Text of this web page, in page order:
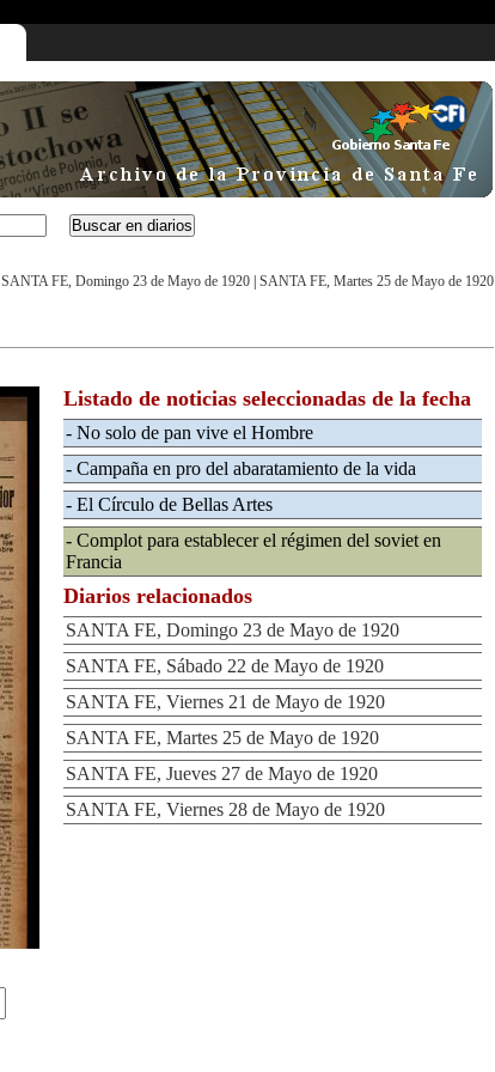
SANTA FE, Domingo 23 de Mayo de 1920 SANTA FE, Martes 25 de Mayo de 1920
Listado de noticias seleccionadas de la fecha
- No solo de pan vive el Hombre
- Campaña en pro del abaratamiento de la vida
- El Círculo de Bellas Artes
- Complot para establecer el régimen del soviet en
Francia
Diarios relacionados
SANTA FE, Domingo 23 de Mayo de 1920
SANTA FE, Sábado 22 de Mayo de 1920
SANTA FE, Viernes 21 de Mayo de 1920
SANTA FE, Martes 25 de Mayo de 1920
SANTA FE, Jueves 27 de Mayo de 1920
SANTA FE, Viernes 28 de Mayo de 1920